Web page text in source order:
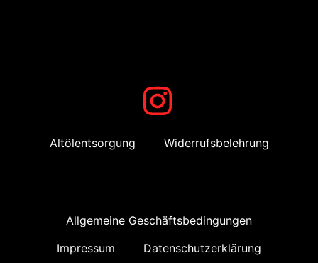
Altölentsorgung Widerrufsbelehrung
Allgemeine Geschäftsbedingungen
Impressum
Datenschutzerklärung